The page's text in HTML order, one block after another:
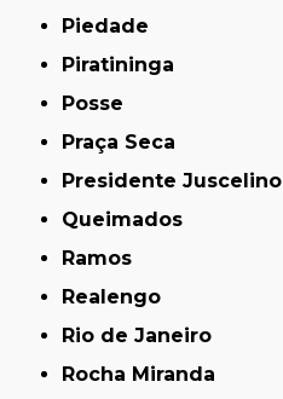
Piedade
Piratininga
Posse
Praça Seca
Presidente Juscelino
Queimados
Ramos
Realengo
Rio de Janeiro
Rocha Miranda